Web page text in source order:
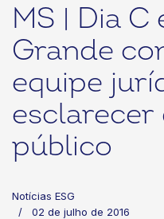
MS | Dia C
Grande
equipe
esclarecer
público
Notícias ESG
02 de julho de 2016